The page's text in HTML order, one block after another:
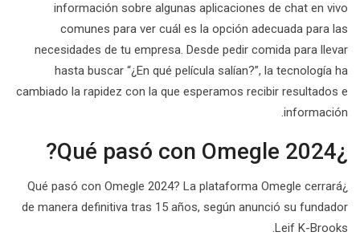
información sobre algunas aplicaciones de chat en vivo
comunes para ver cuál es la opción adecuada para las
necesidades de tu empresa. Desde pedir comida para llevar
hasta buscar “¿En qué película salían?”, la tecnología ha
cambiado la rapidez con la que esperamos recibir resultados e
información.
¿Qué pasó con Omegle 2024?
¿Qué pasó con Omegle 2024? La plataforma Omegle cerrará
de manera definitiva tras 15 años, según anunció su fundador
Leif K-Brooks.